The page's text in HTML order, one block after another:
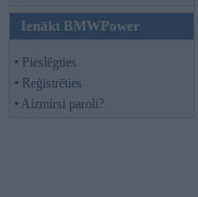
Ienākt BMWPower
• Pieslēgties
• Reģistrēties
• Aizmirsi paroli?